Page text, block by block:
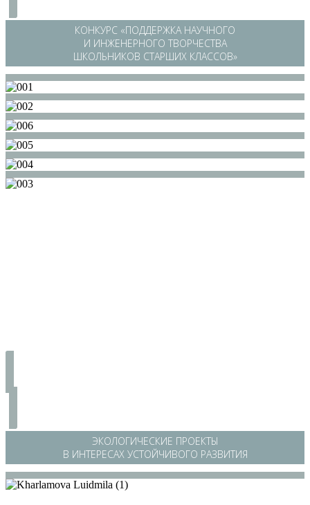
КОНКУРС «ПОДДЕРЖКА НАУЧНОГО
И ИНЖЕНЕРНОГО ТВОРЧЕСТВА
ШКОЛЬНИКОВ СТАРШИХ КЛАССОВ»
ЭКОЛОГИЧЕСКИЕ ПРОЕКТЫ
В ИНТЕРЕСАХ УСТОЙЧИВОГО РАЗВИТИЯ